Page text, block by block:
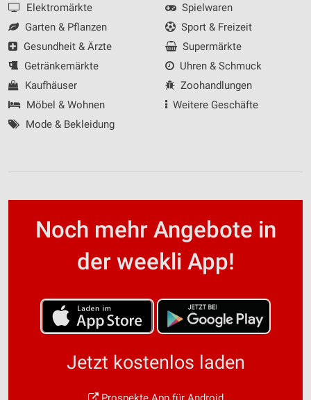
Elektromärkte
Garten & Pflanzen
Gesundheit & Ärzte
Getränkemärkte
Kaufhäuser
Möbel & Wohnen
Mode & Bekleidung
Spielwaren
Sport & Freizeit
Supermärkte
Uhren & Schmuck
Zoohandlungen
Weitere Geschäfte
Noch mehr Angebote in
der weekli App!
Jetzt kostenlos laden